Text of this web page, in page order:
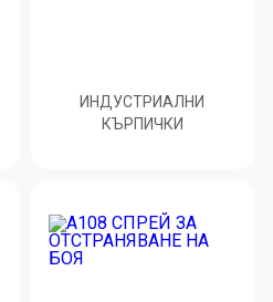
ИНДУСТРИАЛНИ
КЪРПИЧКИ